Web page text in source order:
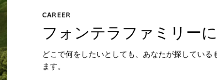
CAREER
フォンテラファミリー
どこで何をしたいとしても、あなたが探している
ます。